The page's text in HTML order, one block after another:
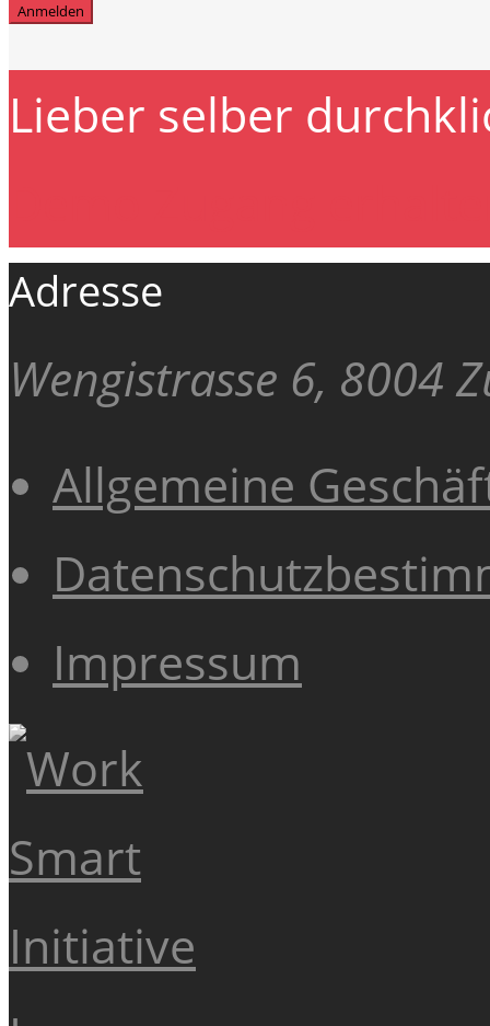
Anmelden
Lieber selber
Adresse
Wengistrasse 6, 8004
Allgemeine
Impressum